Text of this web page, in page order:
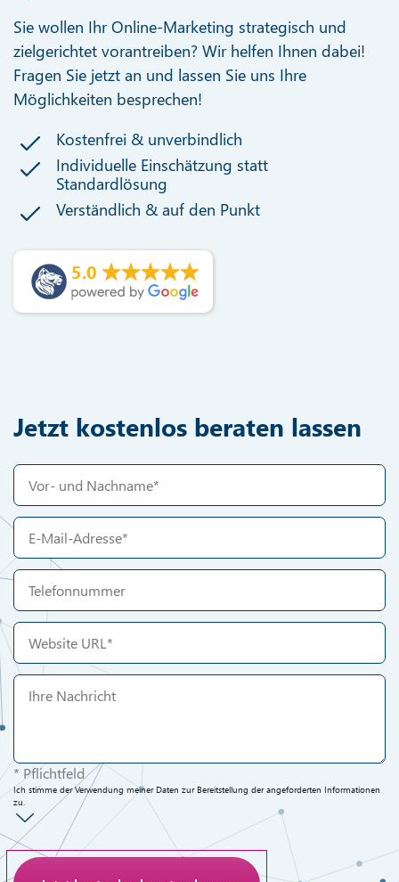
Sie wollen Ihr Online-Marketing strategisch und
zielgerichtet vorantreiben? Wir helfen Ihnen dabei!
Fragen Sie jetzt an und lassen Sie uns Ihre
Möglichkeiten besprechen!
Kostenfrei & unverbindlich
Individuelle Einschätzung statt
Standardlösung
Verständlich & auf den Punkt
5.0
Jetzt kostenlos beraten lassen
* Pflichtfeld
Ich stimme der Verwendung meiner Daten zur Bereitstellung der angeforderten Informationen
zu.